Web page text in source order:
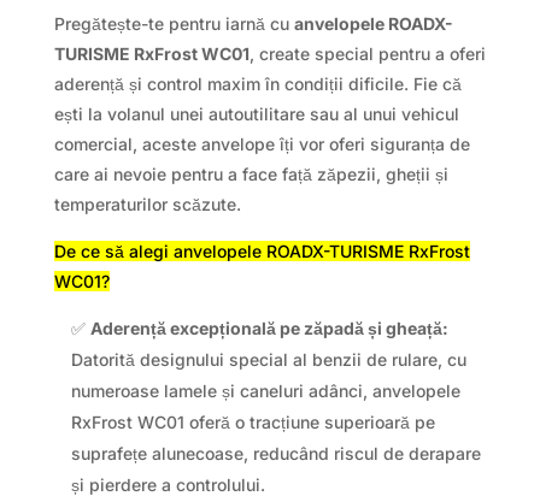
Pregătește-te pentru iarnă cu anvelopele ROADX-
TURISME RxFrost WC01, create special pentru a oferi
aderență și control maxim în condiții dificile. Fie că
ești la volanul unei autoutilitare sau al unui vehicul
comercial, aceste anvelope îți vor oferi siguranța de
care ai nevoie pentru a face față zăpezii, gheții și
temperaturilor scăzute.
De ce să alegi anvelopele ROADX-TURISME RxFrost
WC01?
✅ Aderență excepțională pe zăpadă și gheață:
Datorită designului special al benzii de rulare, cu
numeroase lamele și caneluri adânci, anvelopele
RxFrost WC01 oferă o tracțiune superioară pe
suprafețe alunecoase, reducând riscul de derapare
și pierdere a controlului.